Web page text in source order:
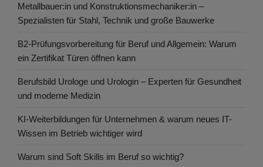
Metallbauer:in und Konstruktionsmechaniker:in –
Spezialisten für Stahl, Technik und große Bauwerke
B2-Prüfungsvorbereitung für Beruf und Allgemein: Warum
ein Zertifikat Türen öffnen kann
Berufsbild Urologe und Urologin – Experten für Gesundheit
und moderne Medizin
KI-Weiterbildungen für Unternehmen & warum neues IT-
Wissen im Betrieb wichtiger wird
Warum sind Soft Skills im Beruf so wichtig?